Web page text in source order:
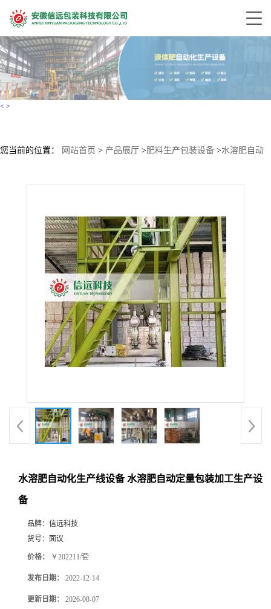
< >
您当前的位置： 网站首页 > 产品展厅 >肥料生产包装设备 >水溶肥自动
水溶肥自动化生产线设备 水溶肥自动定量包装加工生产设
备
品牌： 信远科技
货号： 面议
价格： ￥202211/套
发布日期： 2022-12-14
更新日期： 2026-08-07